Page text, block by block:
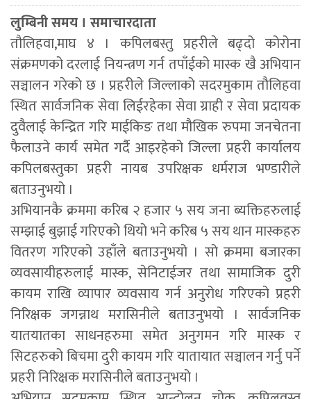
लुम्बिनी समय । समाचारदाता
तौलिहवा,माघ ४ । कपिलबस्तु प्रहरीले बढ्दो कोरोना
संक्रमणको दरलाई नियन्त्रण गर्न तपाँईको मास्क खै अभियान
सञ्चालन गरेको छ । प्रहरीले जिल्लाको सदरमुकाम तौलिहवा
स्थित सार्वजनिक सेवा लिईरहेका सेवा ग्राही र सेवा प्रदायक
दुवैलाई केन्द्रित गरि माईकिङ तथा मौखिक रुपमा जनचेतना
फैलाउने कार्य समेत गर्दै आइरहेको जिल्ला प्रहरी कार्यालय
कपिलबस्तुका प्रहरी नायब उपरिक्षक धर्मराज भण्डारीले
बताउनुभयो ।
अभियानकै क्रममा करिब २ हजार ५ सय जना ब्यक्तिहरुलाई
सम्झाई बुझाई गरिएको थियो भने करिब ५ सय थान मास्कहरु
वितरण गरिएको उहाँले बताउनुभयो । सो क्रममा बजारका
व्यवसायीहरुलाई मास्क, सेनिटाईजर तथा सामाजिक दुरी
कायम राखि व्यापार व्यवसाय गर्न अनुरोध गरिएको प्रहरी
निरिक्षक जगन्नाथ मरासिनीले बताउनुभयो । सार्वजनिक
यातयातका साधनहरुमा समेत अनुगमन गरि मास्क र
सिटहरुको बिचमा दुरी कायम गरि यातायात सञ्चालन गर्नु पर्ने
प्रहरी निरिक्षक मरासिनीले बताउनुभयो ।